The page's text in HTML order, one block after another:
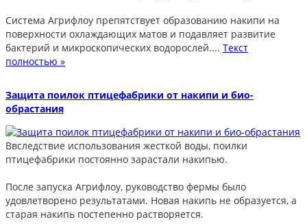
Система Агрифлоу препятствует образованию накипи на
поверхности охлаждающих матов и подавляет развитие
бактерий и микроскопических водорослей.... Текст
полностью »
Защита поилок птицефабрики от накипи и био-
обрастания
Ввследствие использования жесткой воды, поилки
птицефабрики постоянно зарастали накипью.
После запуска Агрифлоу, руководство фермы было
удовлетворено результатами. Новая накипь не образуется, а
старая накипь постепенно растворяется.